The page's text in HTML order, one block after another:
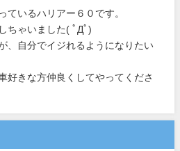
ているハリアー６０です。
ちゃいました( ﾟДﾟ)
、自分でイジれるようになりたい
好きな方仲良くしてやってくださ